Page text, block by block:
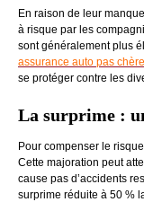
En raison de leur
à risque par les
sont généralement plus
assurance auto pas chère
se protéger contre les
La surprime :
Pour compenser le
Cette majoration peut
cause pas d’accidents
surprime réduite à 50 %